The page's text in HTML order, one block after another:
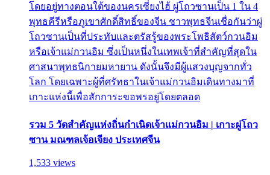
โดยอยู่ทางตอนใต้ของนครเซี่ยงไฮ้ ผู่โถวซานเป็น 1 ใน 4
พุทธคีรีหรือภูเขาศักดิ์สิทธิ์ของจีน ชาวพุทธจีนเชื่อกันว่าผู่
โถวซานเป็นที่ประทับและตรัสรู้ของพระโพธิสัตว์กวนอิม
หรือเจ้าแม่กวนอิม ซึ่งเป็นหนึ่งในเทพเจ้าที่สำคัญที่สุดใน
ศาสนาพุทธนิกายมหายาน ดังนั้นจึงมีผู้แสวงบุญจากทั่ว
โลก โดยเฉพาะผู้ที่ศรัทธาในเจ้าแม่กวนอิมเดินทางมาที่
เกาะแห่งนี้เพื่อสักการะขอพรอยู่โดยตลอด
รวม 5 วัดสำคัญแห่งถิ่นกำเนิดเจ้าแม่กวนอิม | เกาะผู่โถว
ซาน มณฑลเจ้อเจียง ประเทศจีน
1,533 views